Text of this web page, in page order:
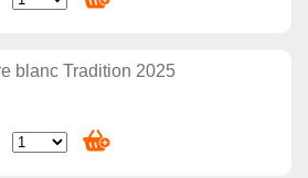
blanc Tradition 2025